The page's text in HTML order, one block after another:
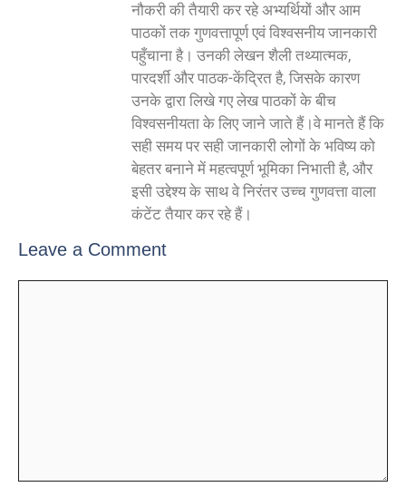
नौकरी की तैयारी कर रहे अभ्यर्थियों और आम
पाठकों तक गुणवत्तापूर्ण एवं विश्वसनीय जानकारी
पहुँचाना है। उनकी लेखन शैली तथ्यात्मक,
पारदर्शी और पाठक-केंद्रित है, जिसके कारण
उनके द्वारा लिखे गए लेख पाठकों के बीच
विश्वसनीयता के लिए जाने जाते हैं।वे मानते हैं कि
सही समय पर सही जानकारी लोगों के भविष्य को
बेहतर बनाने में महत्वपूर्ण भूमिका निभाती है, और
इसी उद्देश्य के साथ वे निरंतर उच्च गुणवत्ता वाला
कंटेंट तैयार कर रहे हैं।
Leave a Comment